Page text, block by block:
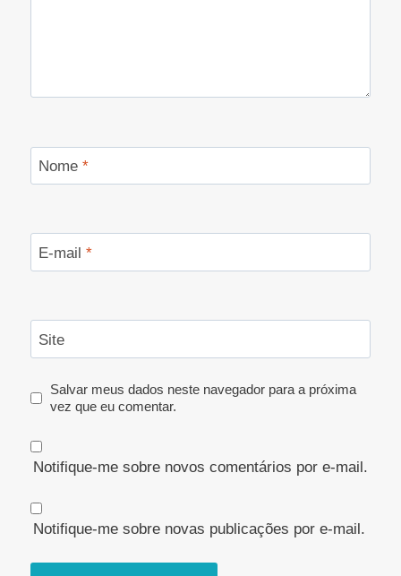
Nome *
E-mail *
Site
Salvar meus dados neste navegador para a próxima
vez que eu comentar.
Notifique-me sobre novos comentários por e-mail.
Notifique-me sobre novas publicações por e-mail.